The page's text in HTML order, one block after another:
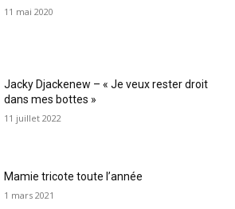
11 mai 2020
Jacky Djackenew – « Je veux rester droit
dans mes bottes »
11 juillet 2022
Mamie tricote toute l’année
1 mars 2021